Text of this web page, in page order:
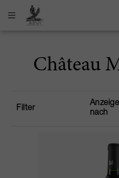
Château
Filter
nach